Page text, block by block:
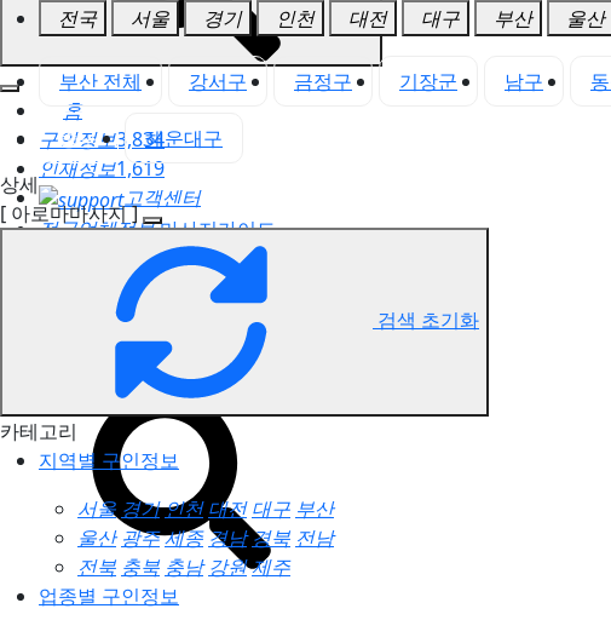
홈
구인정보3,834
인재정보1,619
고객센터
전국업체정보마사지가이드
업체 서비스 관리
개인 서비스 관리
부산중구 아로마마사지 구인정보
전국
서울 경기 인천 대전 대구 부산 울산
부산 전체 강서구 금정구 기장군 남구
중구
해운대구
상세
[ 아로마마사지 ]
검색 초기화
카테고리
지역별 구인정보
서울 경기인천 대전 대구 부산
울산 광주세종 경남경북 전남
전북 충북 충남 강원제주
업종별 구인정보